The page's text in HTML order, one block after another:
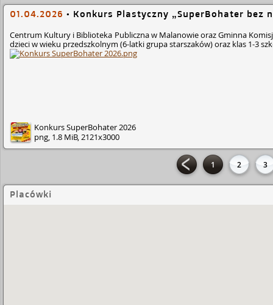
01.04.2026 • Konkurs Plastyczny „SuperBohater bez
Centrum Kultury i Biblioteka Publiczna w Malanowie oraz Gminna
dzieci w wieku przedszkolnym (6-latki grupa starszaków) oraz klas 1-3
Konkurs SuperBohater 2026
png, 1.8 MiB, 2121x3000
1 2 3
Placówki